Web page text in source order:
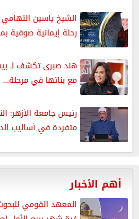
الشيخ ياسين
رحلة إيمانية صوفية
هند صبرى تكشف لـ
مع بناتها في مرحلة...
رئيس جامعة الأزهر:
متفردة في أساليب
أهم الأخبار
المعهد القومي